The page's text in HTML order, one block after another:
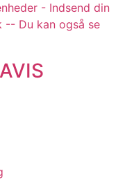
- Indsend din
-- Du kan også se
AVIS